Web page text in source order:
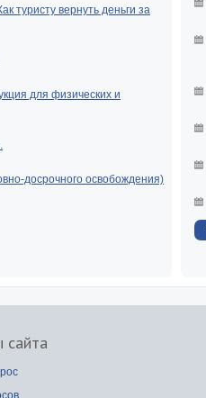
туристу вернуть деньги за
для физических и
досрочного освобождения)
сайта